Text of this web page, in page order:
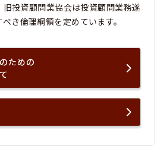
投資顧問業協会は投資顧問業務遂
き倫理綱領を定めています。
ための